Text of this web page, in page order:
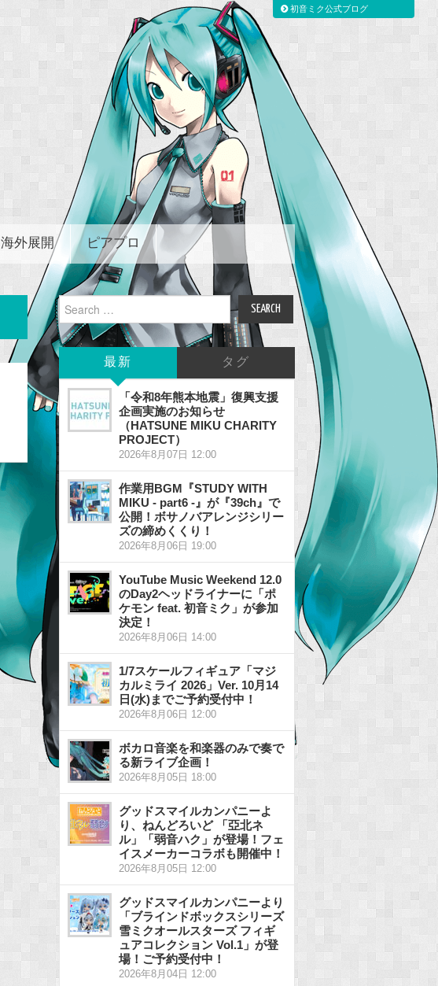
海外展開 ピアプロ
Search
for:
最新 タグ
「令和8年熊本地震」復興支援
企画実施のお知らせ
（HATSUNE MIKU CHARITY
PROJECT）
2026年8月07日 12:00
作業用BGM『STUDY WITH
MIKU - part6 -』が『39ch』で
公開！ボサノバアレンジシリー
ズの締めくくり！
2026年8月06日 19:00
YouTube Music Weekend 12.0
のDay2ヘッドライナーに「ポ
ケモン feat. 初音ミク」が参加
決定！
2026年8月06日 14:00
1/7スケールフィギュア「マジ
カルミライ 2026」Ver. 10月14
日(水)までご予約受付中！
2026年8月06日 12:00
ボカロ音楽を和楽器のみで奏で
る新ライブ企画！
2026年8月05日 18:00
グッドスマイルカンパニーよ
り、ねんどろいど 「亞北ネ
ル」「弱音ハク」が登場！フェ
イスメーカーコラボも開催中！
2026年8月05日 12:00
グッドスマイルカンパニーより
「ブラインドボックスシリーズ
雪ミクオールスターズ フィギ
ュアコレクション Vol.1」が登
場！ご予約受付中！
2026年8月04日 12:00
初音ミク公式ブログ